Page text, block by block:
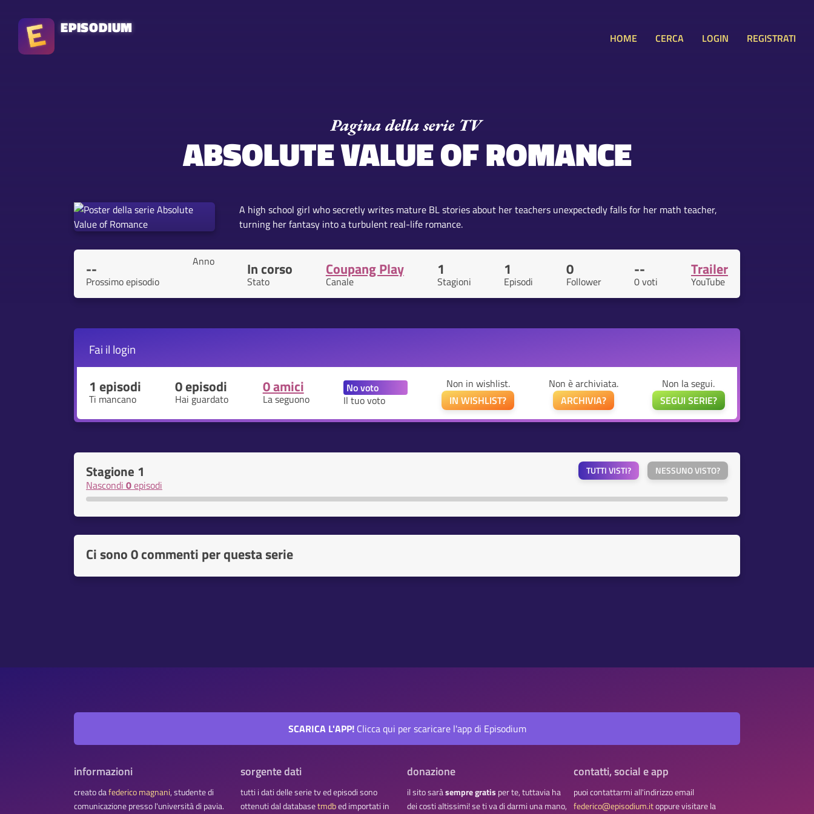
EPISODIUM
HOME CERCA LOGIN REGISTRATI
ABSOLUTE VALUE OF ROMANCE
A high school girl who secretly writes mature BL stories about her teachers unexpectedly falls for her math teacher,
turning her fantasy into a turbulent real-life romance.
--
Prossimo episodio
Anno In corso
Stato
Coupang Play
Canale
1
Stagioni
1
Episodi
0
Follower
--
0 voti
Trailer
YouTube
Fai il login
1 episodi
Ti mancano
0 episodi
Hai guardato
0 amici
La seguono Il tuo voto
Non in wishlist.
IN WISHLIST?
Non è archiviata.
ARCHIVIA?
Non la segui.
SEGUI SERIE?
Stagione 1
Nascondi 0episodi
TUTTI VISTI? NESSUNO VISTO?
Ci sono0 commenti per questa serie
SCARICA L'APP!Clicca qui per scaricare l'app di Episodium
informazioni
creato dafederico magnani, studente di
comunicazione presso l'università di pavia.
sorgente dati
tutti i dati delle serie tv ed episodi sono
ottenuti dal databasetmdbed importati in
donazione
il sito saràsempre gratis per te, tuttavia ha
dei costi altissimi! se ti va di darmi una mano,
contatti, social e app
puoi contattarmi all'indirizzo email
federico@episodium.itoppure visitare la